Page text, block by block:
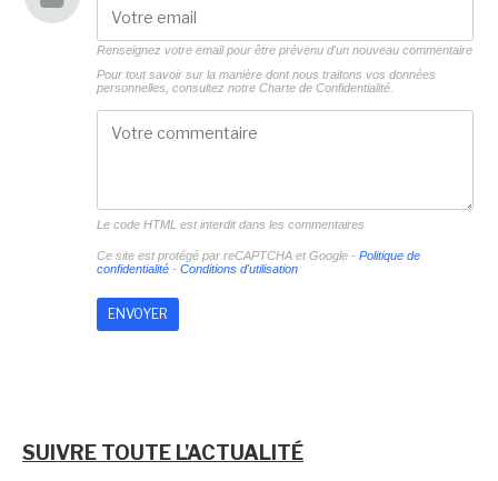
Renseignez votre email pour être prévenu d'un nouveau commentaire
Pour tout savoir sur la manière dont nous traitons vos données
personnelles, consultez notre Charte de Confidentialité.
Le code HTML est interdit dans les commentaires
Ce site est protégé par reCAPTCHA et Google - Politique de
confidentialité- Conditions d'utilisation
SUIVRE TOUTE L'ACTUALITÉ